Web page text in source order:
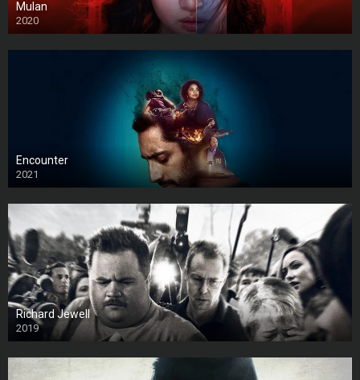
Mulan
2020
Encounter
2021
Richard Jewell
2019